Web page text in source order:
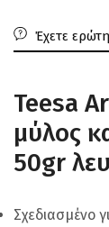
Έχετε
Teesa
μύλος
50gr
Σχεδιασμένο